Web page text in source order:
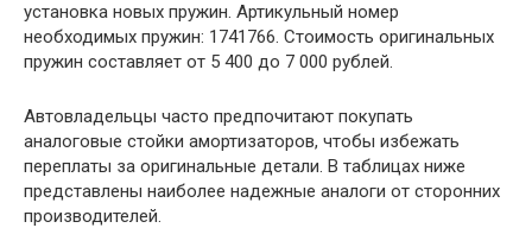
установка новых пружин. Артикульный номер
необходимых пружин: 1741766. Стоимость оригинальных
пружин составляет от 5 400 до 7 000 рублей.
Автовладельцы часто предпочитают покупать
аналоговые стойки амортизаторов, чтобы избежать
переплаты за оригинальные детали. В таблицах ниже
представлены наиболее надежные аналоги от сторонних
производителей.